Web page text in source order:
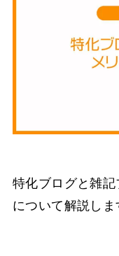
特化ブログと雑
について解説しま